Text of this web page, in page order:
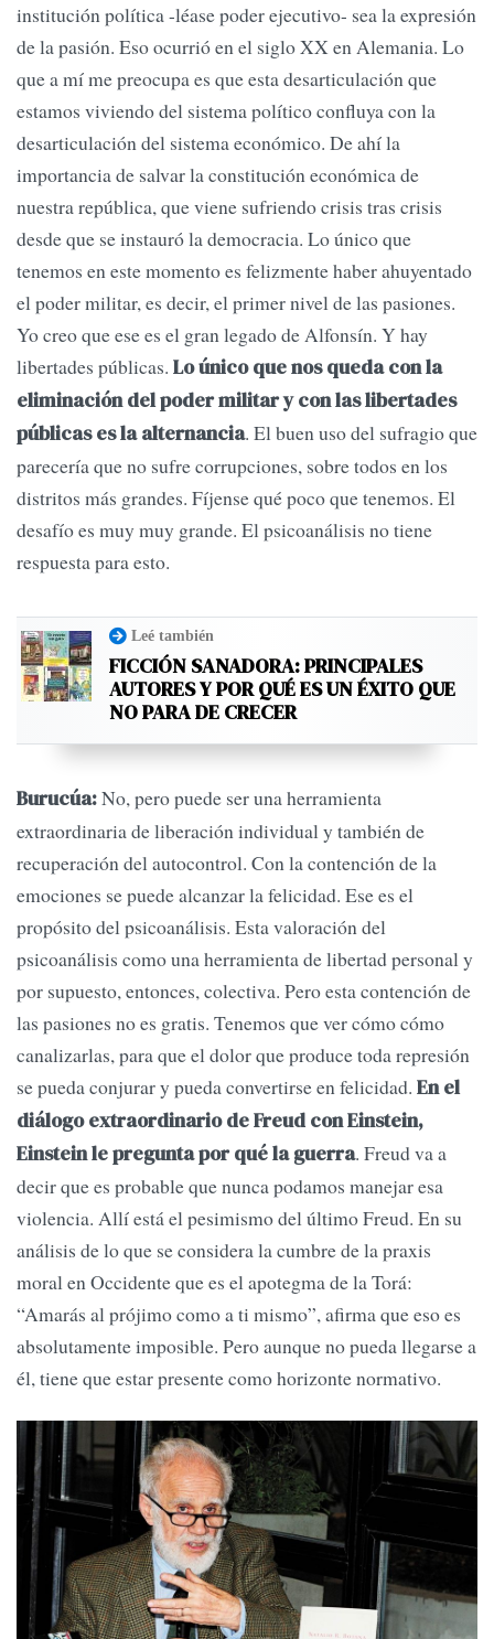
institución política -léase poder ejecutivo- sea la expresión
de la pasión. Eso ocurrió en el siglo XX en Alemania. Lo
que a mí me preocupa es que esta desarticulación que
estamos viviendo del sistema político confluya con la
desarticulación del sistema económico. De ahí la
importancia de salvar la constitución económica de
nuestra república, que viene sufriendo crisis tras crisis
desde que se instauró la democracia. Lo único que
tenemos en este momento es felizmente haber ahuyentado
el poder militar, es decir, el primer nivel de las pasiones.
Yo creo que ese es el gran legado de Alfonsín. Y hay
libertades públicas. Lo único que nos queda con la
eliminación del poder militar y con las libertades
públicas es la alternancia. El buen uso del sufragio que
parecería que no sufre corrupciones, sobre todos en los
distritos más grandes. Fíjense qué poco que tenemos. El
desafío es muy muy grande. El psicoanálisis no tiene
respuesta para esto.
Leé también
FICCIÓN SANADORA: PRINCIPALES
AUTORES Y POR QUÉ ES UN ÉXITO QUE
NO PARA DE CRECER
Burucúa:No, pero puede ser una herramienta
extraordinaria de liberación individual y también de
recuperación del autocontrol. Con la contención de la
emociones se puede alcanzar la felicidad. Ese es el
propósito del psicoanálisis. Esta valoración del
psicoanálisis como una herramienta de libertad personal y
por supuesto, entonces, colectiva. Pero esta contención de
las pasiones no es gratis. Tenemos que ver cómo cómo
canalizarlas, para que el dolor que produce toda represión
se pueda conjurar y pueda convertirse en felicidad. En el
diálogo extraordinario de Freud con Einstein,
Einstein le pregunta por qué la guerra. Freud va a
decir que es probable que nunca podamos manejar esa
violencia. Allí está el pesimismo del último Freud. En su
análisis de lo que se considera la cumbre de la praxis
moral en Occidente que es el apotegma de la Torá:
“Amarás al prójimo como a ti mismo”, afirma que eso es
absolutamente imposible. Pero aunque no pueda llegarse a
él, tiene que estar presente como horizonte normativo.